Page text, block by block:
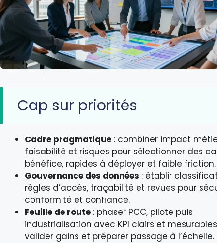
Cap sur priorités
Cadre pragmatique : combiner impact
faisabilité et risques pour sélectionner des
bénéfice, rapides à déployer et faible friction.
Gouvernance des données : établir
règles d’accès, traçabilité et revues pour
conformité et confiance.
Feuille de route : phaser POC, pilote puis
industrialisation avec KPI clairs et
valider gains et préparer passage à l’échelle.